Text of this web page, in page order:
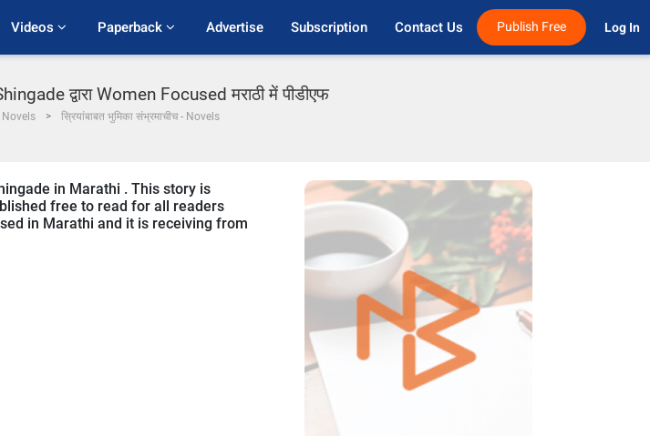
Videos Paperback Advertise Subscription Contact Us Publish Free Log In
द्वारा Women Focused मराठी में पीडीएफ
स्रियांबाबत भुमिका संभ्रमाचीच - Novels
in Marathi . This story is
free to read for all readers
in Marathi and it is receiving from